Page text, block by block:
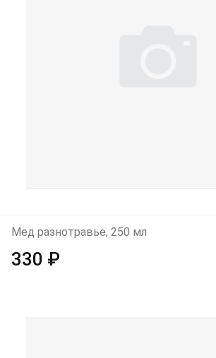
Мед разнотравье, 250 мл
330 ₽